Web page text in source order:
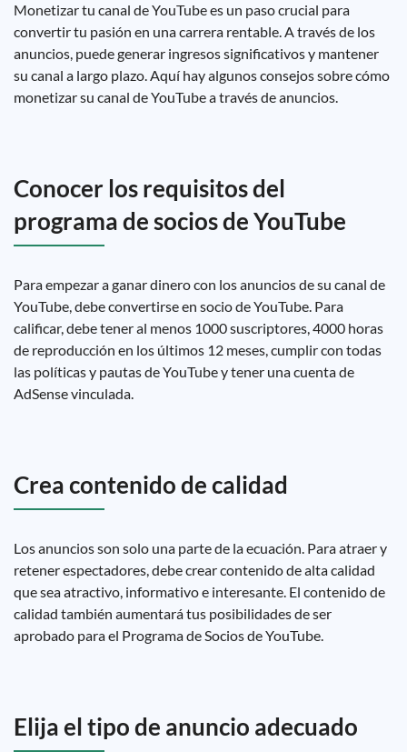
Monetizar tu canal de YouTube es un paso crucial para
convertir tu pasión en una carrera rentable. A través de los
anuncios, puede generar ingresos significativos y mantener
su canal a largo plazo. Aquí hay algunos consejos sobre cómo
monetizar su canal de YouTube a través de anuncios.
Conocer los requisitos del
programa de socios de YouTube
Para empezar a ganar dinero con los anuncios de su canal de
YouTube, debe convertirse en socio de YouTube. Para
calificar, debe tener al menos 1000 suscriptores, 4000 horas
de reproducción en los últimos 12 meses, cumplir con todas
las políticas y pautas de YouTube y tener una cuenta de
AdSense vinculada.
Crea contenido de calidad
Los anuncios son solo una parte de la ecuación. Para atraer y
retener espectadores, debe crear contenido de alta calidad
que sea atractivo, informativo e interesante. El contenido de
calidad también aumentará tus posibilidades de ser
aprobado para el Programa de Socios de YouTube.
Elija el tipo de anuncio adecuado